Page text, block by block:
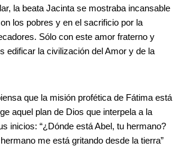
la beata Jacinta se mostraba incansable
los pobres y en el sacrificio por la
Sólo con este amor fraterno y
edificar la civilización del Amor y de la
que la misión profética de Fátima está
aquel plan de Dios que interpela a la
inicios: “¿Dónde está Abel, tu hermano?
me está gritando desde la tierra”